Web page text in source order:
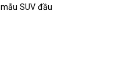
mẫu SUV đầu